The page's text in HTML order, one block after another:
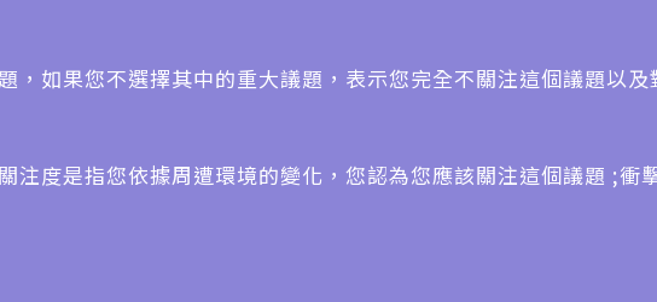
，如果您不選擇其中的重大議題，表示您完全不關注這個議題以及
注度是指您依據周遭環境的變化，您認為您應該關注這個議題 ;衝